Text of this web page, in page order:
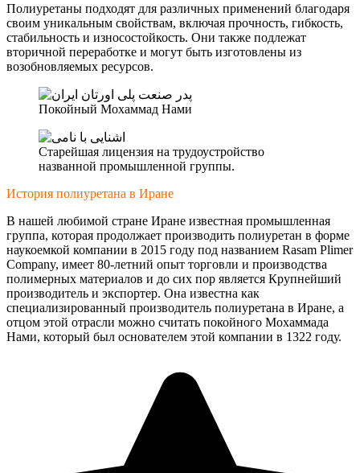
Полиуретаны подходят для различных применений благодаря
своим уникальным свойствам, включая прочность, гибкость,
стабильность и износостойкость. Они также подлежат
вторичной переработке и могут быть изготовлены из
возобновляемых ресурсов.
Покойный Мохаммад Нами
Старейшая лицензия на трудоустройство
названной промышленной группы.
История полиуретана в Иране
В нашей любимой стране Иране известная промышленная
группа, которая продолжает производить полиуретан в форме
наукоемкой компании в 2015 году под названием Rasam Plimer
Company, имеет 80-летний опыт торговли и производства
полимерных материалов и до сих пор является Крупнейший
производитель и экспортер. Она известна как
специализированный производитель полиуретана в Иране, а
отцом этой отрасли можно считать покойного Мохаммада
Нами, который был основателем этой компании в 1322 году.